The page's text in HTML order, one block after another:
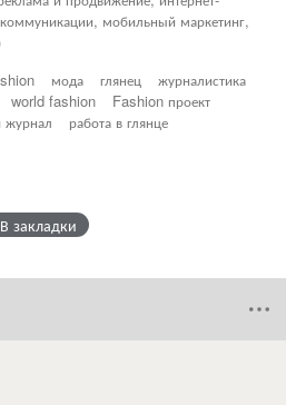
мобильный маркетинг,
мода глянец
журналистика
world fashion
Fashion проект
журнал
работа в глянце
В закладки